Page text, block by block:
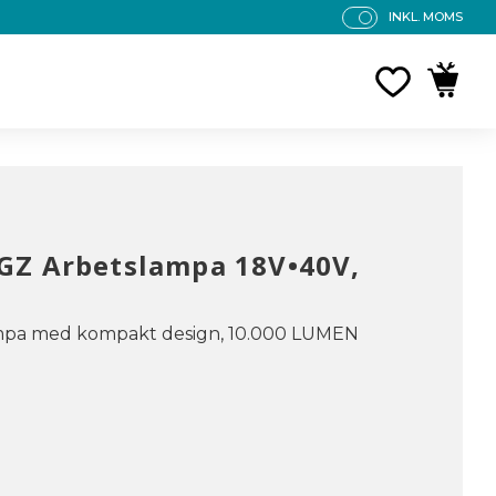
P
INKL. MOMS
Arbetslampa 18V•40V,
med kompakt design, 10.000 LUMEN